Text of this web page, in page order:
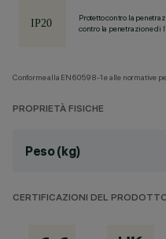
Protetto contro la
contro la penetrazione di
Conforme alla EN60598-1 e alle normative
PROPRIETÀ FISICHE
Peso (kg)
CERTIFICAZIONI DEL